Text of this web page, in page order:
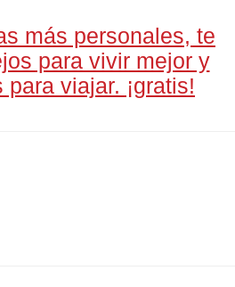
más personales, te
para vivir mejor y
viajar. ¡gratis!